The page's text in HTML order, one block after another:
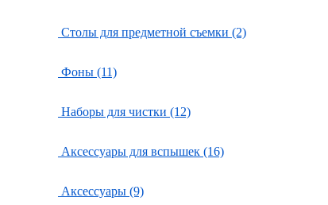
Столы для предметной съемки (2)
Фоны (11)
Наборы для чистки (12)
Аксессуары для вспышек (16)
Аксессуары (9)